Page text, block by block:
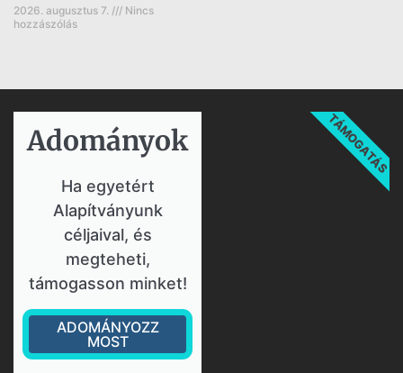
2026. augusztus 7.
Nincs
hozzászólás
Adományok​
Ha egyetért
Alapítványunk
céljaival, és
megteheti,
támogasson minket!
ADOMÁNYOZZ
MOST
TÁMOGATÁS